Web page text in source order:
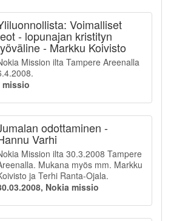
Voimalliset
- lopunajan kristityn
- Markku Koivisto
Mission ilta Tampere Areenalla
missio
odottaminen -
Varhi
Mission ilta 30.3.2008 Tampere
Mukana myös mm. Markku
ja Terhi Ranta-Ojala.
Nokia missio